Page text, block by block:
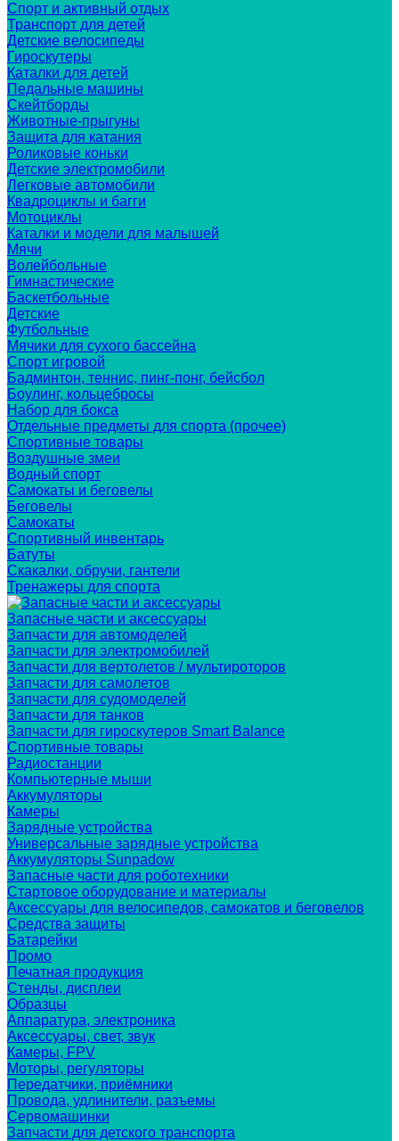
Спорт и активный отдых
Транспорт для детей
Детские велосипеды
Гироскутеры
Каталки для детей
Педальные машины
Скейтборды
Животные-прыгуны
Защита для катания
Роликовые коньки
Детские электромобили
Легковые автомобили
Квадроциклы и багги
Мотоциклы
Каталки и модели для малышей
Мячи
Волейбольные
Гимнастические
Баскетбольные
Детские
Футбольные
Мячики для сухого бассейна
Спорт игровой
Бадминтон, теннис, пинг-понг, бейсбол
Боулинг, кольцебросы
Набор для бокса
Отдельные предметы для спорта (прочее)
Спортивные товары
Воздушные змеи
Водный спорт
Самокаты и беговелы
Беговелы
Самокаты
Спортивный инвентарь
Батуты
Скакалки, обручи, гантели
Тренажеры для спорта
Запасные части и аксессуары
Запчасти для автомоделей
Запчасти для электромобилей
Запчасти для вертолетов / мультироторов
Запчасти для самолетов
Запчасти для судомоделей
Запчасти для танков
Запчасти для гироскутеров Smart Balance
Спортивные товары
Радиостанции
Компьютерные мыши
Аккумуляторы
Камеры
Зарядные устройства
Универсальные зарядные устройства
Аккумуляторы Sunpadow
Запасные части для роботехники
Стартовое оборудование и материалы
Аксессуары для велосипедов, самокатов и беговелов
Средства защиты
Батарейки
Промо
Печатная продукция
Стенды, дисплеи
Образцы
Аппаратура, электроника
Аксессуары, свет, звук
Камеры, FPV
Моторы, регуляторы
Передатчики, приёмники
Провода, удлинители, разъемы
Сервомашинки
Запчасти для детского транспорта